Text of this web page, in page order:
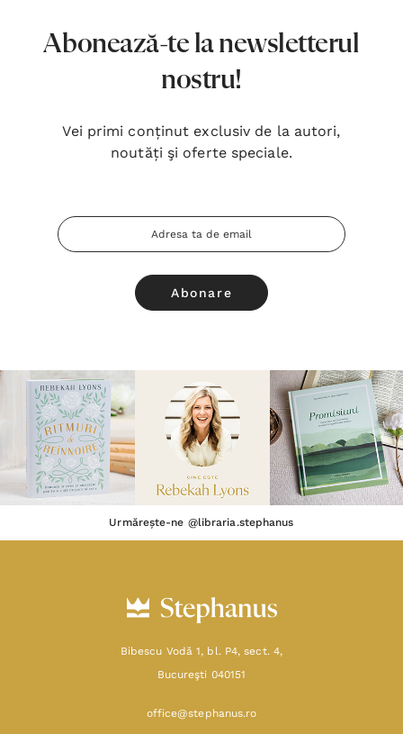
Abonează-te la newsletterul
nostru!
Vei primi conținut exclusiv de la autori,
noutăți şi oferte speciale.
Adresa
Email
Urmărește-ne @libraria.stephanus
Bibescu Vodă 1, bl. P4, sect. 4,
Bucureşti 040151
office@stephanus.ro